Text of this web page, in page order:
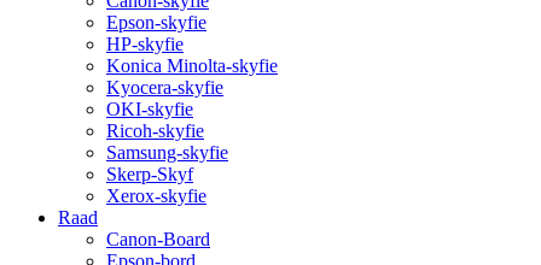
Epson-skyfie
HP-skyfie
Konica Minolta-skyfie
Kyocera-skyfie
OKI-skyfie
Ricoh-skyfie
Samsung-skyfie
Skerp-Skyf
Xerox-skyfie
Raad
Canon-Board
Epson-bord